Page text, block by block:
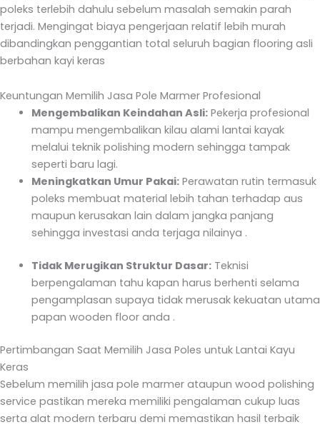
poleks terlebih dahulu sebelum masalah semakin parah
terjadi. Mengingat biaya pengerjaan relatif lebih murah
dibandingkan penggantian total seluruh bagian flooring asli
berbahan kayi keras
Keuntungan Memilih Jasa Pole Marmer Profesional
Mengembalikan Keindahan Asli:Pekerja profesional
mampu mengembalikan kilau alami lantai kayak
melalui teknik polishing modern sehingga tampak
seperti baru lagi.
Meningkatkan Umur Pakai:Perawatan rutin termasuk
poleks membuat material lebih tahan terhadap aus
maupun kerusakan lain dalam jangka panjang
sehingga investasi anda terjaga nilainya .
Tidak Merugikan Struktur Dasar:Teknisi
berpengalaman tahu kapan harus berhenti selama
pengamplasan supaya tidak merusak kekuatan utama
papan wooden floor anda .
Pertimbangan Saat Memilih Jasa Poles untuk Lantai Kayu
Keras
Sebelum memilih jasa pole marmer ataupun wood polishing
service pastikan mereka memiliki pengalaman cukup luas
serta alat modern terbaru demi memastikan hasil terbaik